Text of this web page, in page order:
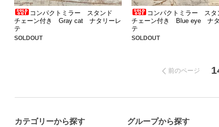
コンパクトミラー スタンド
チェーン付き Gray cat ナタリーレ
テ
SOLDOUT
コンパクトミラー ス
チェーン付き Blue eye ナ
テ
SOLDOUT
前のページ
カテゴリーから探す グループから探す